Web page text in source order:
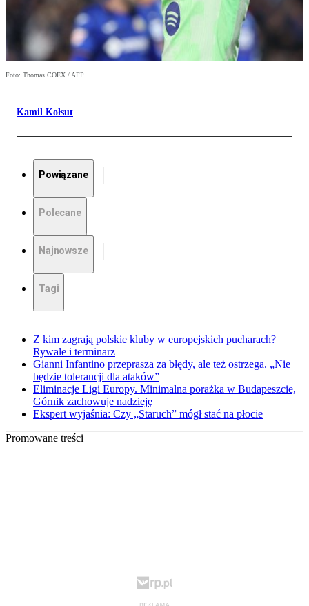
Foto: Thomas COEX / AFP
Kamil Kołsut
Powiązane
Polecane
Najnowsze
Tagi
Z kim zagrają polskie kluby w europejskich pucharach?
Rywale i terminarz
Gianni Infantino przeprasza za błędy, ale też ostrzega. „Nie
będzie tolerancji dla ataków”
Eliminacje Ligi Europy. Minimalna porażka w Budapeszcie,
Górnik zachowuje nadzieję
Ekspert wyjaśnia: Czy „Staruch” mógł stać na płocie
Promowane treści